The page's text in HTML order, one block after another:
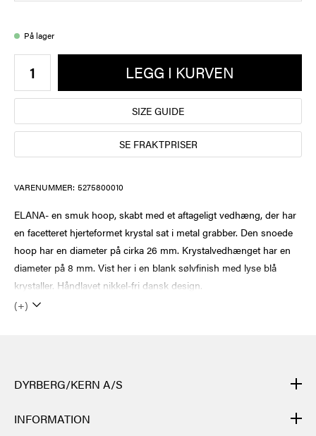
På lager
LEGG I KURVEN
SIZE GUIDE
SE FRAKTPRISER
VARENUMMER: 5275800010
ELANA- en smuk hoop, skabt med et aftageligt vedhæng, der har
en facetteret hjerteformet krystal sat i metal grabber. Den snoede
hoop har en diameter på cirka 26 mm. Krystalvedhænget har en
diameter på 8 mm. Vist her i en blank sølvfinish med lyse blå
krystaller. Håndlavet nikkel-fri dansk design.
(+)
DYRBERG/KERN A/S
DYRBERG/KERNs produkter er håndlagde og gjennomgår mange
ulike prosesser: fra støping, polering og emaljering av metallbasen
INFORMATION